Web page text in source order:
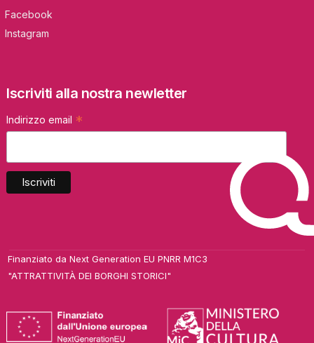
Facebook
Instagram
Iscriviti alla nostra newletter
Indirizzo email *
Finanziato da Next Generation EU PNRR M1C3
"ATTRATTIVITÀ DEI BORGHI STORICI"